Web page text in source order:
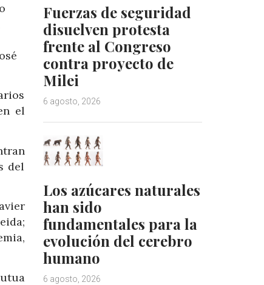
el
del
Fuerzas de seguridad
disuelven protesta
frente al Congreso
contra proyecto de
Milei
6 agosto, 2026
Los azúcares naturales
han sido
fundamentales para la
evolución del cerebro
humano
6 agosto, 2026